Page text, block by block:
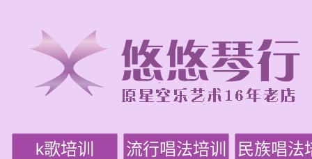
k歌培训 流行唱法培训 民族唱法